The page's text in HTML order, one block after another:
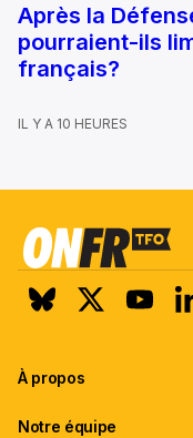
Après la
pourraient-ils
français?
IL Y A 10 HEURES
À propos
Notre équipe